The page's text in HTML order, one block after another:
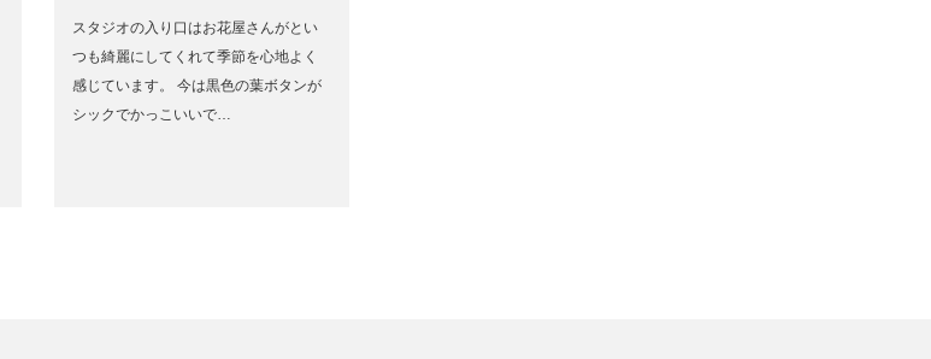
スタジオの入り口はお花屋さんがとい
つも綺麗にしてくれて季節を心地よく
感じています。 今は黒色の葉ボタンが
シックでかっこいいで…